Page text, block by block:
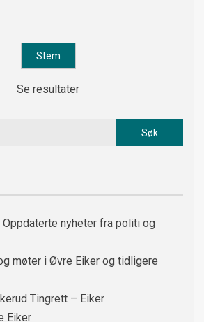
Se resultater
Oppdaterte nyheter fra politi og
møter i Øvre Eiker og tidligere
Tingrett – Eiker
Eiker